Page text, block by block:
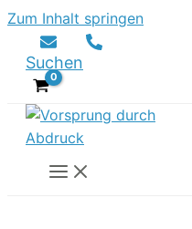
Zum Inhalt springen
Suchen